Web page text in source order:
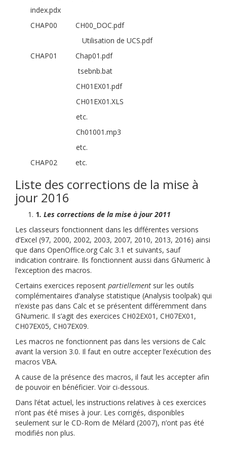
index.pdx
CHAP00 CH00_DOC.pdf
Utilisation de UCS.pdf
CHAP01 Chap01.pdf
tsebnb.bat
CH01EX01.pdf
CH01EX01.XLS
etc.
Ch01001.mp3
etc.
CHAP02 etc.
Liste des corrections de la mise à
jour 2016
1. Les corrections de la mise à jour 2011
Les classeurs fonctionnent dans les différentes versions
d’Excel (97, 2000, 2002, 2003, 2007, 2010, 2013, 2016) ainsi
que dans OpenOffice.org Calc 3.1 et suivants, sauf
indication contraire. Ils fonctionnent aussi dans GNumeric à
l’exception des macros.
Certains exercices reposent partiellement sur les outils
complémentaires d’analyse statistique (Analysis toolpak) qui
n’existe pas dans Calc et se présentent différemment dans
GNumeric. Il s’agit des exercices CH02EX01, CH07EX01,
CH07EX05, CH07EX09.
Les macros ne fonctionnent pas dans les versions de Calc
avant la version 3.0. Il faut en outre accepter l’exécution des
macros VBA.
A cause de la présence des macros, il faut les accepter afin
de pouvoir en bénéficier. Voir ci-dessous.
Dans l’état actuel, les instructions relatives à ces exercices
n’ont pas été mises à jour. Les corrigés, disponibles
seulement sur le CD-Rom de Mélard (2007), n’ont pas été
modifiés non plus.